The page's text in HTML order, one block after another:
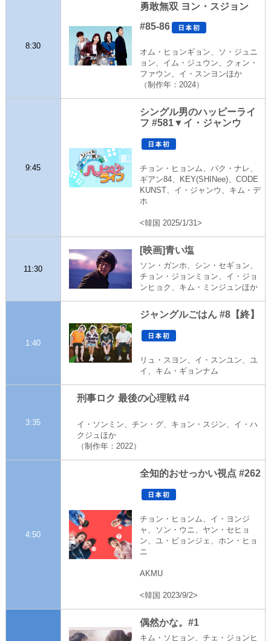
8:30
勇敢無双 ヨン・スジョン
#85-86
オム・ヒョンギョン、ソ・ジュニ
ョン、イム・ジュウン、クォン・
ファウン、イ・スンヨンほか
（制作年：2024）
9:45
シングル男のハッピーライ
フ #581▼イ・ジャンウ
チョン・ヒョンム、パク・ナレ、
ギアン84、KEY(SHINee)、CODE
KUNST、イ・ジャンウ、キム・デ
ホ
<韓国 2025/1/31>
11:30
[映画]青い塩
ソン・ガンホ、シン・セギョン、
チョン・ジョンミョン、イ・ジョ
ンヒョク、キム・ミンジュンほか
1:40
ジャングルごはん #8【終】
リュ・スヨン、イ・スンユン、ユ
イ、キム・ギョンナム
3:35
刑事ロク 最後の心理戦 #4
イ・ソンミン、チン・グ、キョン・スジン、イ・ハ
クジュほか
（制作年：2022）
4:50
全知的おせっかい視点 #262
チョン・ヒョンム、イ・ヨンジ
ャ、ソン・ウニ、ヤン・セヒョ
ン、ユ・ビョンジェ、ホン・ヒョ
ニ
AKMU
<韓国 2023/9/2>
偶然かな。#1
キム・ソヒョン、チェ・ジョンヒ